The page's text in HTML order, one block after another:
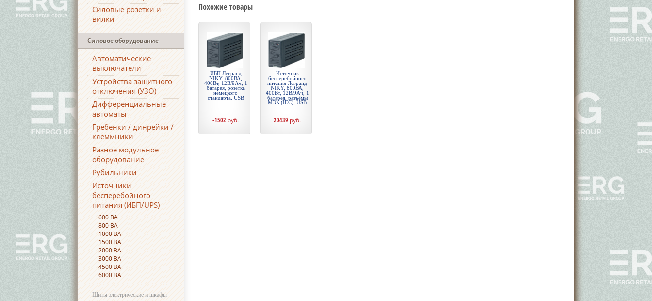
Силовые розетки и
вилки
Силовое оборудование
Автоматические
выключатели
Устройства защитного
отключения (УЗО)
Дифференциальные
автоматы
Гребенки / динрейки /
клеммники
Разное модульное
оборудование
Рубильники
Источники
бесперебойного
питания (ИБП/UPS)
600 ВА
800 ВА
1000 ВА
1500 ВА
2000 ВА
3000 ВА
4500 ВА
6000 ВА
Щиты электрические и шкафы
Похожие товары
ИБП Легранд
NIKY, 800ВА,
400Вт, 12В/9Ач, 1
батарея, розетка
немецкого
стандарта, USB
-1502 руб.
Источник
бесперебойного
питания Легранд
NIKY, 800ВА,
400Вт, 12В/9Ач, 1
батарея, разъёмы
МЭК (IEC), USB
20439 руб.